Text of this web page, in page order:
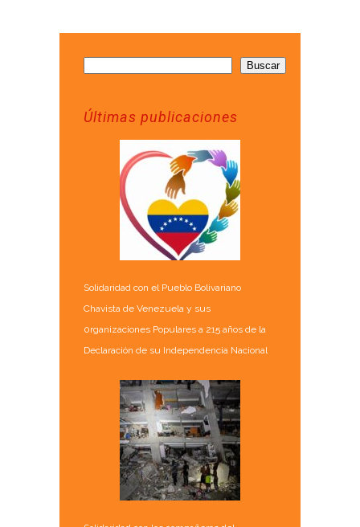
Buscar
Últimas publicaciones
Solidaridad con el Pueblo Bolivariano
Chavista de Venezuela y sus
0rganizaciones Populares a 215 años de la
Declaración de su Independencia Nacional